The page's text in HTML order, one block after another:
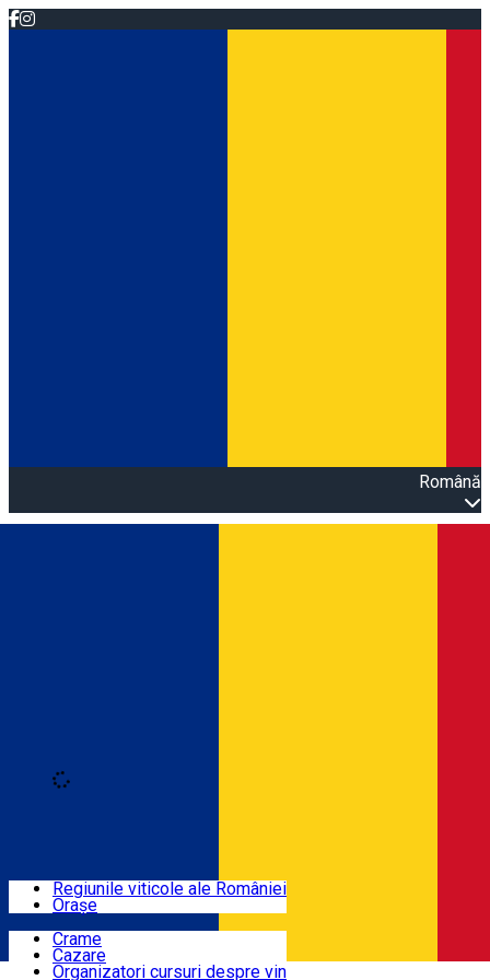
Română
Locuri cu vin
Rute
Regiunile viticole ale României
Orașe
Crame
Cazare
Organizatori cursuri despre vin